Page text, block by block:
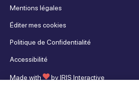
Mentions légales
Éditer mes cookies
Politique de Confidentialité
Accessibilité
Made with byIRIS Interactive